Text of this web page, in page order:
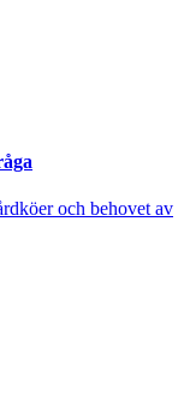
och behovet av